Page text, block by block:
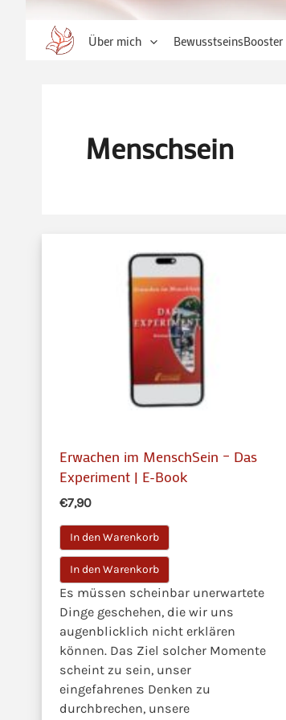
Über mich BewusstseinsBooster
Menschsein
Erwachen im MenschSein – Das
Experiment | E-Book
€7,90
In den Warenkorb
Es müssen scheinbar unerwartete
Dinge geschehen, die wir uns
augenblicklich nicht erklären
können. Das Ziel solcher Momente
scheint zu sein, unser
eingefahrenes Denken zu
durchbrechen, unsere